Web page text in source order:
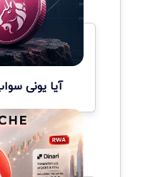
آیا یونی